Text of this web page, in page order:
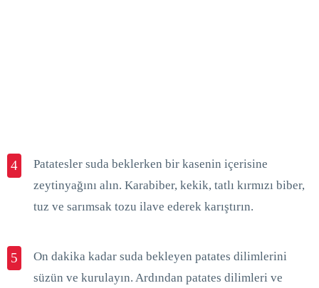
4
Patatesler suda beklerken bir kasenin içerisine
zeytinyağını alın. Karabiber, kekik, tatlı kırmızı biber,
tuz ve sarımsak tozu ilave ederek karıştırın.
5
On dakika kadar suda bekleyen patates dilimlerini
süzün ve kurulayın. Ardından patates dilimleri ve